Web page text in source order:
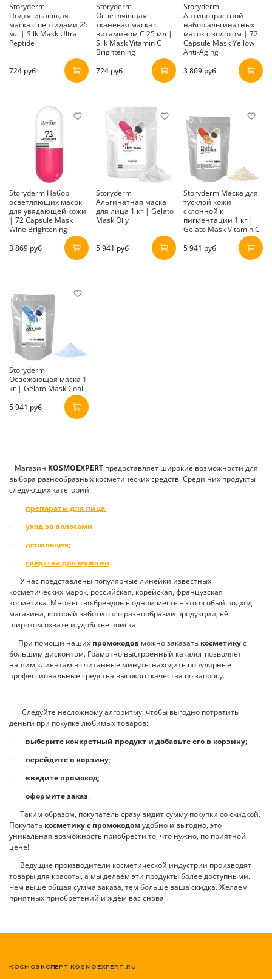
Storyderm
Подтягивающая
маска с пептидами 25
мл | Silk Mask Ultra
Peptide
724 руб
Storyderm
Осветляющая
тканевая маска с
витамином С 25 мл |
Silk Mask Vitamin C
Brightening
724 руб
Storyderm
Антивозрастной
набор альгинатных
масок с золотом | 72
Capsule Mask Yellow
Anti-Aging
3 869 руб
Storyderm Набор
осветляющих масок
для увядающей кожи
| 72 Capsule Mask
Wine Brightening
3 869 руб
Storyderm
Альгинатная маска
для лица 1 кг | Gelato
Mask Oily
5 941 руб
Storyderm Маска для
тусклой кожи
склонной к
пигментации 1 кг |
Gelato Mask Vitamin C
5 941 руб
Storyderm
Освежающая маска 1
кг | Gelato Mask Cool
5 941 руб
Магазин KOSMOEXPERT предоставляет широкие возможности для
выбора разнообразных косметических средств. Среди них продукты
следующих категорий:
· препараты для лица;
· уход за волосами;
· депиляция;
· средства для мужчин
У нас представлены популярные линейки известных
косметических марок, российская, корейская, французская
косметика. Множество брендов в одном месте – это особый подход
магазина, который заботится о разнообразии продукции, её
широком охвате и удобстве поиска.
При помощи наших промокодов можно заказать косметикус
большим дисконтом. Грамотно выстроенный каталог позволяет
нашим клиентам в считанные минуты находить популярные
профессиональные средства высокого качества по запросу.
Следуйте несложному алгоритму, чтобы выгодно потратить
деньги при покупке любимых товаров:
· выберите конкретный продукт и добавьте его в корзину;
· перейдите в корзину;
· введите промокод;
· оформите заказ.
Таким образом, покупатель сразу видит сумму покупки со скидкой.
Покупать косметику с промокодомудобно и выгодно, это
уникальная возможность приобрести то, что нужно, по приятной
цене!
Ведущие производители косметической индустрии производят
товары для красоты, а мы делаем эти продукты более доступными.
Чем выше общая сумма заказа, тем больше ваша скидка. Желаем
приятных приобретений и ждём вас снова!
КОСМОЭКСПЕРТ KOSMOEXPERT.RU